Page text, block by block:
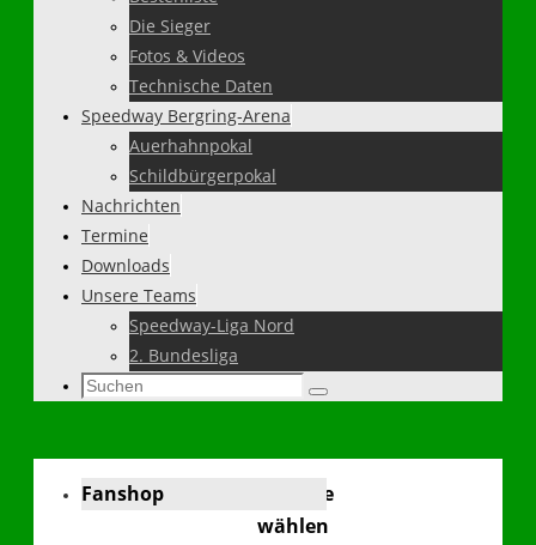
Die Sieger
Fotos & Videos
Technische Daten
Speedway Bergring-Arena
Auerhahnpokal
Schildbürgerpokal
Nachrichten
Termine
Downloads
Unsere Teams
Speedway-Liga Nord
2. Bundesliga
Suchen
Suchen
Sprache
wählen
Fanshop